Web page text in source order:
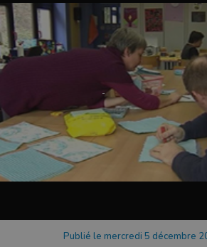
Publié le mercredi 5 décembre